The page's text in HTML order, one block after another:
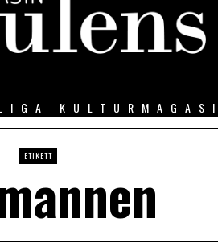
ETIKETT